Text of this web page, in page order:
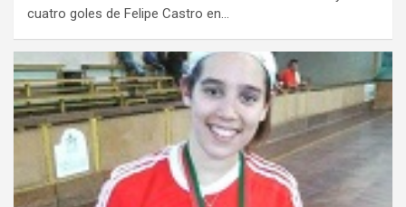
cuatro goles de Felipe Castro en…